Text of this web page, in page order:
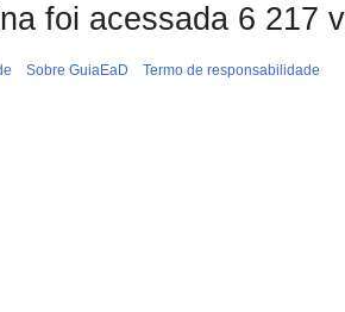
foi acessada 6 217
Sobre GuiaEaD Termo de responsabilidade